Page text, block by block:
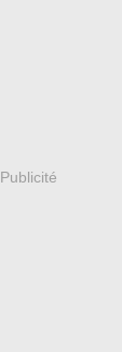
Publicité